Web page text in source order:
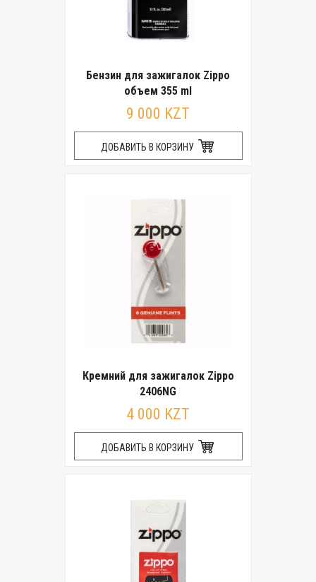
Бензин для зажигалок Zippo
объем 355 ml
9 000 KZT
ДОБАВИТЬ В КОРЗИНУ
Кремний для зажигалок Zippo
2406NG
4 000 KZT
ДОБАВИТЬ В КОРЗИНУ